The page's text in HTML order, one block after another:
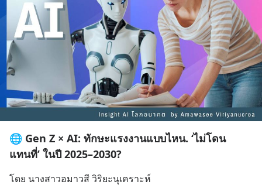
🌐 Gen Z × AI: ทักษะแรงงานแบบไหน. ‘ไม่โดน
แทนที่’ ในปี 2025–2030?
โดย นางสาวอมาวสี วิริยะนุเคราะห์